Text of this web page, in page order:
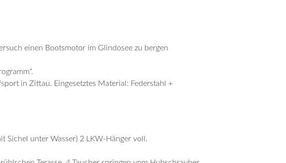
einen Bootsmotor im Glindosee zu bergen
in Zittau. Eingesetztes Material: Federstahl +
Sichel unter Wasser) 2 LKW-Hänger voll.